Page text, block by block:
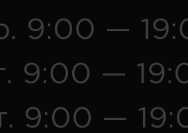
9:00 —
9:00 —
9:00 —